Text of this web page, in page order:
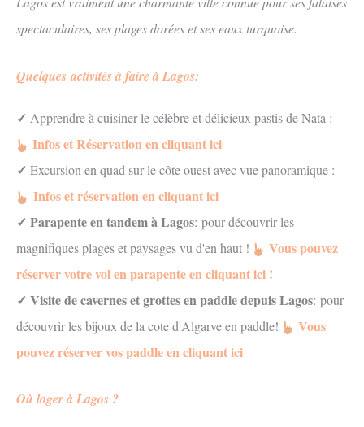
spectaculaires, ses plages dorées et ses eaux turquoise.
Quelques activités à faire à Lagos:
✓ Apprendre à cuisiner le célèbre et délicieux pastis de Nata :
Infos et Réservation en cliquant ici
✓ Excursion en quad sur le côte ouest avec vue panoramique :
Infos et réservation en cliquant ici
✓ Parapente en tandem à Lagos: pour découvrir les
magnifiques plages et paysages vu d'en haut !
Vous pouvez
réserver votre vol en parapente en cliquant ici !
✓ Visite de cavernes et grottes en paddle depuis Lagos: pour
découvrir les bijoux de la cote d'Algarve en paddle!
Vous
pouvez réserver vos paddle en cliquant ici
Où loger à Lagos ?